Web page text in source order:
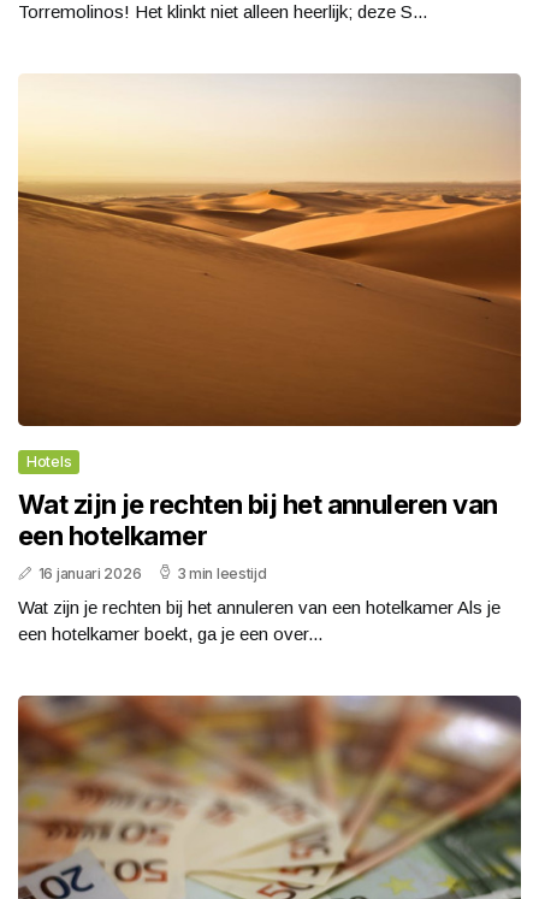
Torremolinos! Het klinkt niet alleen heerlijk; deze S...
Hotels
Wat zijn je rechten bij het annuleren van
een hotelkamer
16 januari 2026 3 min leestijd
Wat zijn je rechten bij het annuleren van een hotelkamer Als je
een hotelkamer boekt, ga je een over...